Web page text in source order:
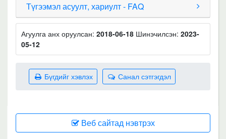
Түгээмэл асуулт, хариулт - FAQ
Агуулга анх оруулсан: 2018-06-18 Шинэчилсэн: 2023-
05-12
Санал сэтгэгдэл
Бүгдийг хэвлэх
Веб сайтад нэвтрэх